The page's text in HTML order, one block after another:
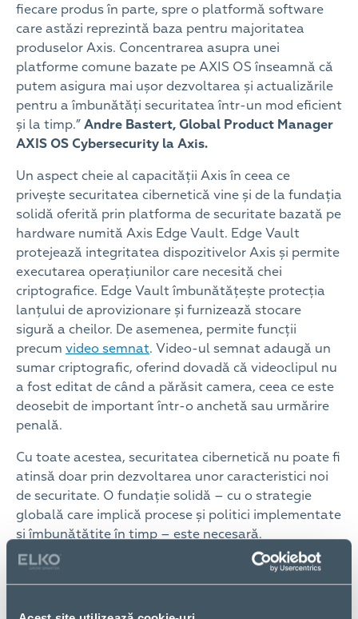
fiecare produs în parte, spre o platformă software
care astăzi reprezintă baza pentru majoritatea
produselor Axis. Concentrarea asupra unei
platforme comune bazate pe AXIS OS înseamnă că
putem asigura mai ușor dezvoltarea și actualizările
pentru a îmbunătăți securitatea într-un mod eficient
și la timp.” Andre Bastert, Global Product Manager
AXIS OS Cybersecurity la Axis.
Un aspect cheie al capacității Axis în ceea ce
privește securitatea cibernetică vine și de la fundația
solidă oferită prin platforma de securitate bazată pe
hardware numită Axis Edge Vault. Edge Vault
protejează integritatea dispozitivelor Axis și permite
executarea operațiunilor care necesită chei
criptografice. Edge Vault îmbunătățește protecția
lanțului de aprovizionare și furnizează stocare
sigură a cheilor. De asemenea, permite funcții
precum video semnat. Video-ul semnat adaugă un
sumar criptografic, oferind dovadă că videoclipul nu
a fost editat de când a părăsit camera, ceea ce este
deosebit de important într-o anchetă sau urmărire
penală.
Cu toate acestea, securitatea cibernetică nu poate fi
atinsă doar prin dezvoltarea unor caracteristici noi
de securitate. O fundație solidă – cu o strategie
globală care implică procese și politici implementate
și îmbunătățite în timp – este necesară.
Transparență în securitatea cibernetică